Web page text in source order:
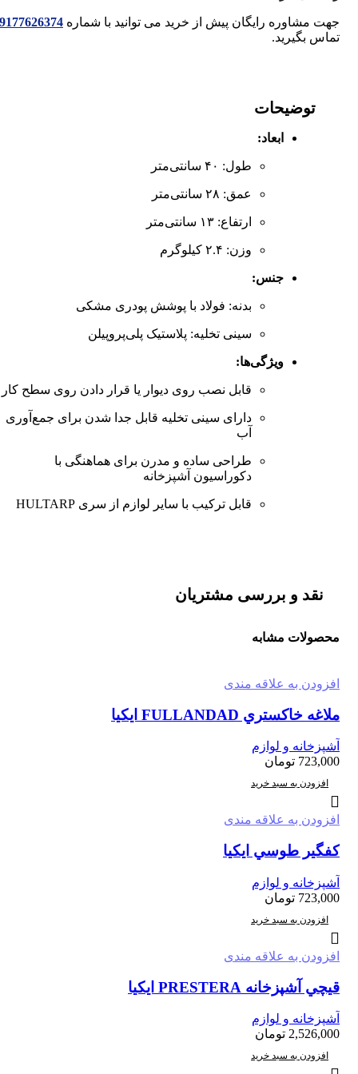
جهت مشاوره رایگان پیش از خرید می توانید با شماره
تماس بگیرید.
توضیحات
ابعاد:
طول: ۴۰ سانتی‌متر
عمق: ۲۸ سانتی‌متر
ارتفاع: ۱۳ سانتی‌متر
وزن: ۲.۴ کیلوگرم
جنس:
بدنه: فولاد با پوشش پودری مشکی
سینی تخلیه: پلاستیک پلی‌پروپیلن
ویژگی‌ها:
قابل نصب روی دیوار یا قرار دادن روی سطح کار
دارای سینی تخلیه قابل جدا شدن برای جمع‌آوری
آب
طراحی ساده و مدرن برای هماهنگی با
دکوراسیون آشپزخانه
قابل ترکیب با سایر لوازم از سری HULTARP
نقد و بررسی مشتریان
محصولات مشابه
افزودن به علاقه مندی
ملاغه خاكستري FULLANDAD ايكيا
آشپزخانه و لوازم
723,000 تومان
افزودن به سبد خرید
افزودن به علاقه مندی
كفگير طوسي ايكيا
آشپزخانه و لوازم
723,000 تومان
افزودن به سبد خرید
افزودن به علاقه مندی
قيچي آشپزخانه PRESTERA ايكيا
آشپزخانه و لوازم
2,526,000 تومان
افزودن به سبد خرید